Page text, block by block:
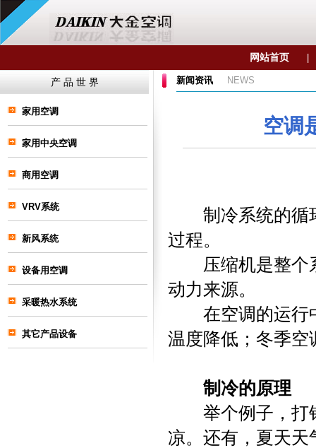
网站首页
产 品 世 界
家用空调
家用中央空调
商用空调
VRV系统
新风系统
设备用空调
采暖热水系统
其它产品设备
新闻资讯 NEWS
空调
制冷系统的循环
过程。
压缩机是整个系
动力来源。
在空调的运行
温度降低；冬季空
制冷的原理
举个例子，打针
凉。还有，夏天